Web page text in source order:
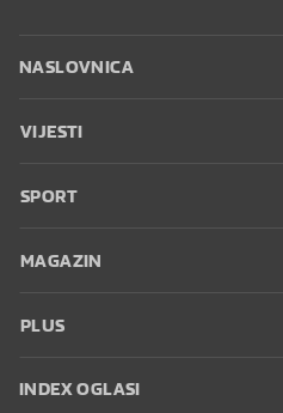
NASLOVNICA
VIJESTI
SPORT
MAGAZIN
PLUS
INDEX OGLASI